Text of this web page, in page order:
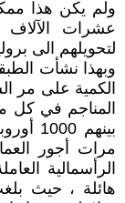
ولم يكن هذا
عشرات
لتحويلهم الى
وبهذا نشأت
مرات أجور
الرأسمالية
هائلة ، حيث